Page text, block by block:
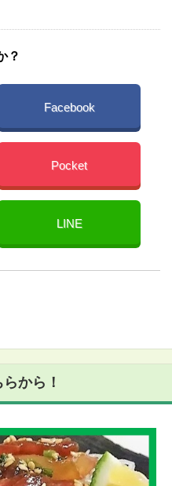
？
Facebook
Pocket
LINE
から！